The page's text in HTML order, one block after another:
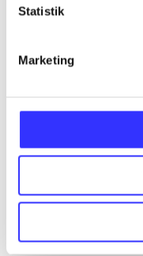
Statistik
Marketing
Artikler